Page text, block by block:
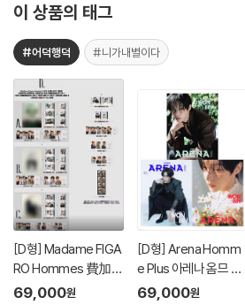
이 상품의 태그
#어덕행덕 #니가내별이다
[D형] Madame FIGA
RO Hommes 費加
羅男士 마담 피가로 옴
69,000원
[D형] Arena Homm
e Plus 아레나 옴므 플
러스 중국 2026년 05
69,000원